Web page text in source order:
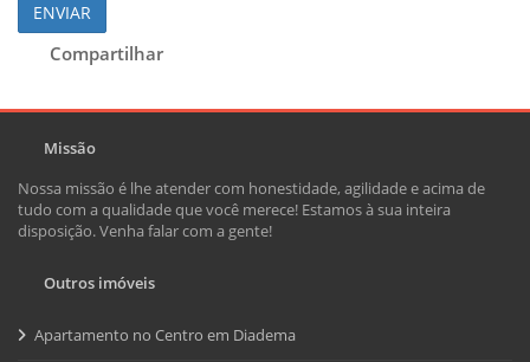
ENVIAR
Compartilhar
Missão
Nossa missão é lhe atender com honestidade, agilidade e acima de
tudo com a qualidade que você merece! Estamos à sua inteira
disposição. Venha falar com a gente!
Outros imóveis
Apartamento no Centro em Diadema